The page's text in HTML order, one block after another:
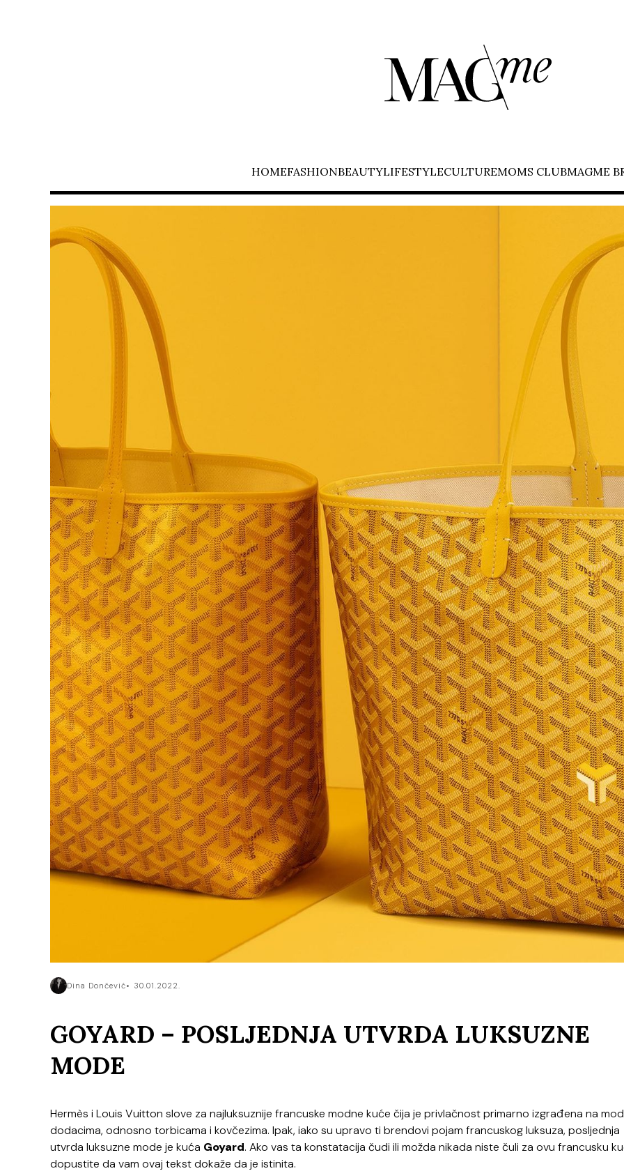
HOMEFASHIONBEAUTYLIFESTYLECULTUREMOMS CLUBMAGME
Dina Dončević 30.01.2022.
GOYARD – POSLJEDNJA UTVRDA LUKSUZNE
MODE
Hermès i Louis Vuitton slove za najluksuznije francuske modne kuće čija je privlačnost primarno izgrađena na
dodacima, odnosno torbicama i kovčezima. Ipak, iako su upravo ti brendovi pojam francuskog luksuza, posljednja
utvrda luksuzne mode je kuća Goyard. Ako vas ta konstatacija čudi ili možda nikada niste čuli za ovu francusku
dopustite da vam ovaj tekst dokaže da je istinita.